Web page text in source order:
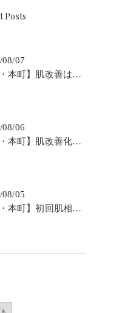
Posts
08/07
【大阪・本町】肌改善はなぜ3か月が大切なの？｜シミ・肝斑・敏感肌改善専門サロン
08/06
【大阪・本町】肌改善化粧品だけでは終わらせません｜ラボーテエクラが伴走型の肌改善にこだわる理由
08/05
【大阪・本町】初回肌相談では何をするの？｜シミ・肝斑・敏感肌改善専門サロン